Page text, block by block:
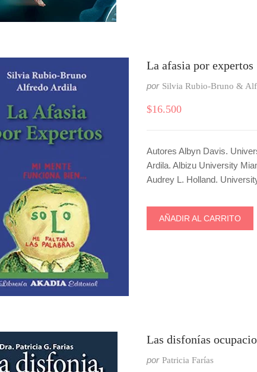
La afasia por expertos
por Silvia Rubio-Bruno &
$16.500
Autores Albyn Davis.
Ardila. Albizu University
Audrey L. Holland.
AÑADIR AL CARRITO
Las disfonías
por Patricia Farías